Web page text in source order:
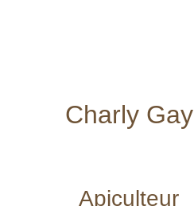
Charly Gay
Apiculteur